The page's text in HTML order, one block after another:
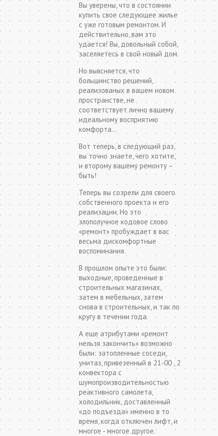
Вы уверены, что в состоянии
купить свое следующее жилье
с уже готовым ремонтом. И
действительно, вам это
удается! Вы, довольный собой,
заселяетесь в свой новый дом.
Но выясняется, что
большинство решений,
реализованых в вашем новом
пространстве, не
соответствует лично вашему
идеальному восприятию
комфорта…
Вот теперь, в следующий раз,
вы точно знаете, чего хотите,
и второму вашему ремонту –
быть!
Теперь вы созрели для своего
собственного проекта и его
реализации. Но это
злополучное кодовое слово
«ремонт» пробуждает в вас
весьма дискомфортные
воспоминания.
В прошлом опыте это были:
выходные, проведенные в
строительных магазинах,
затем в мебельных, затем
снова в строительных, и так по
кругу в течении года.
А еще атрибутами «ремонт
нельзя закончить» возможно
были: затопленные соседи,
унитаз, привезенный в 21-00 , 2
конвектора с
шумопроизводительностью
реактивного самолета,
холодильник, доставленный
«до подъезда» именно в то
время, когда отключен лифт, и
многое - многое другое.